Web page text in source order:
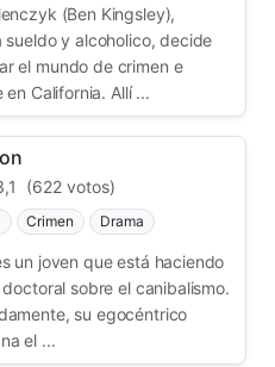
(Ben Kingsley),
sueldo y alcoholico, decide
el mundo de crimen e
en California. Allí ...
(622 votos)
Crimen Drama
un joven que está haciendo
sobre el canibalismo.
su egocéntrico
el ...